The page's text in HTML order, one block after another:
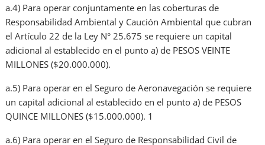
a.4) Para operar conjuntamente en las coberturas de
Responsabilidad Ambiental y Caución Ambiental que cubran
el Artículo 22 de la Ley N° 25.675 se requiere un capital
adicional al establecido en el punto a) de PESOS VEINTE
MILLONES ($20.000.000).
a.5) Para operar en el Seguro de Aeronavegación se requiere
un capital adicional al establecido en el punto a) de PESOS
QUINCE MILLONES ($15.000.000). 1
a.6) Para operar en el Seguro de Responsabilidad Civil de